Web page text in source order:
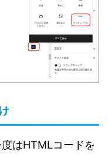
はHTMLコードを